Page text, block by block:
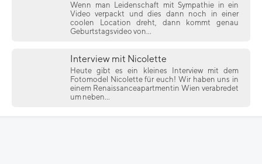
Wenn man Leidenschaft mit Sympathie in ein
Video verpackt und dies dann noch in einer
coolen Location dreht, dann kommt genau
Geburtstagsvideo von...
Interview mit Nicolette
Heute gibt es ein kleines Interview mit dem
Fotomodel Nicolette für euch! Wir haben uns in
einem Renaissanceapartmentin Wien verabredet
um neben...